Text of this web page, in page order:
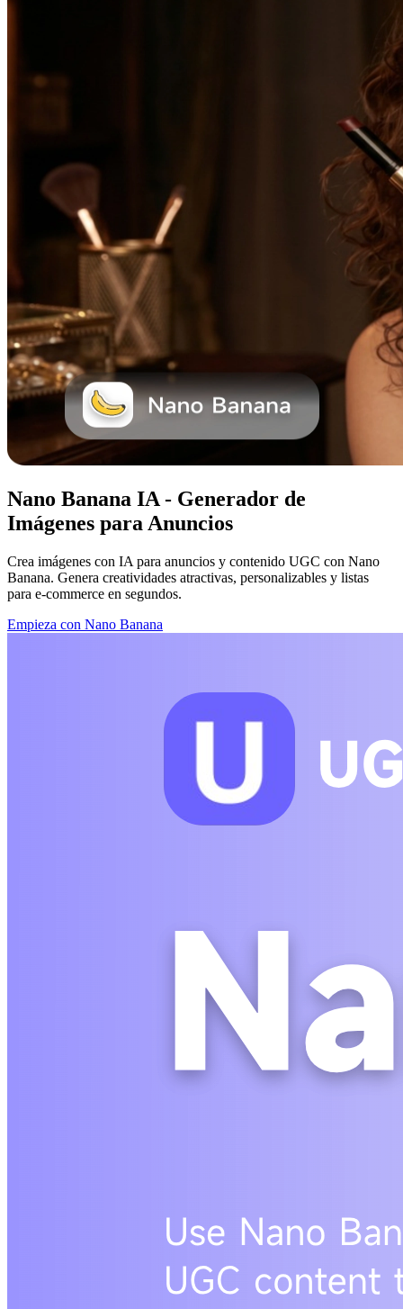
Nano Banana IA - Generador de
Imágenes para Anuncios
Crea imágenes con IA para anuncios y contenido UGC con Nano
Banana. Genera creatividades atractivas, personalizables y listas
para e-commerce en segundos.
Empieza con Nano Banana